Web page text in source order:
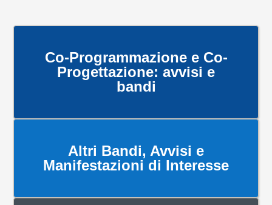
Co-Programmazione e Co-
Progettazione: avvisi e
bandi
Altri Bandi, Avvisi e
Manifestazioni di Interesse